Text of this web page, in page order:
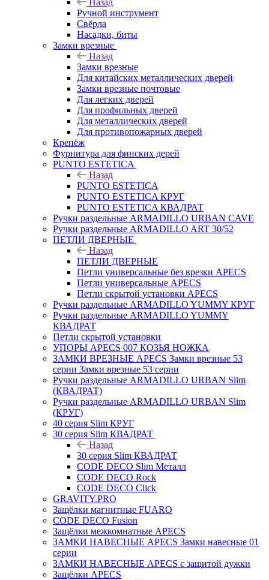
Назад
Ручной инструмент
Свёрла
Насадки, биты
Замки врезные
Назад
Замки врезные
Для китайских металлических дверей
Замки врезные почтовые
Для легких дверей
Для профильных дверей
Для металлических дверей
Для противопожарных дверей
Крепёж
Фурнитура для финских дерей
PUNTO ESTETICA
Назад
PUNTO ESTETICA
PUNTO ESTETICA КРУГ
PUNTO ESTETICA КВАДРАТ
Ручки раздельные ARMADILLO URBAN CAVE
Ручки раздельные ARMADILLO ART 30/52
ПЕТЛИ ДВЕРНЫЕ
Назад
ПЕТЛИ ДВЕРНЫЕ
Петли универсальные без врезки APECS
Петли универсальные APECS
Петли скрытой установки APECS
Ручки раздельные ARMADILLO YUMMY КРУГ
Ручки раздельные ARMADILLO YUMMY
КВАДРАТ
Петли скрытой установки
УПОРЫ APECS 007 КОЗЬЯ НОЖКА
ЗАМКИ ВРЕЗНЫЕ APECS Замки врезные 53
серии Замки врезные 53 серии
Ручки раздельные ARMADILLO URBAN Slim
(КВАДРАТ)
Ручки раздельные ARMADILLO URBAN Slim
(КРУГ)
40 серия Slim КРУГ
30 серия Slim КВАДРАТ
Назад
30 серия Slim КВАДРАТ
CODE DECO Slim Металл
CODE DECO Rock
CODE DECO Click
GRAVITY.PRO
Защёлки магнитные FUARO
CODE DECO Fusion
Защёлки межкомнатные APECS
ЗАМКИ НАВЕСНЫЕ APECS Замки навесные 01
серии
ЗАМКИ НАВЕСНЫЕ APECS с защитой дужки
Защёлки APECS